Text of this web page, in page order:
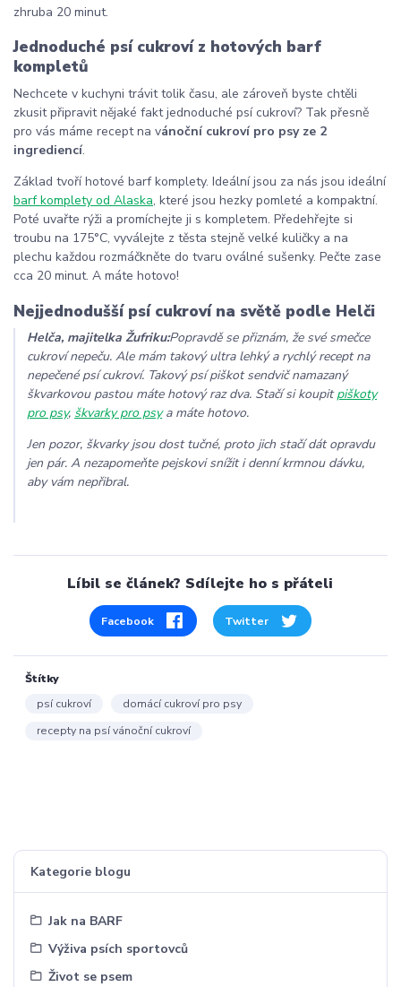
Kategorie blogu
Jak na BARF
Výživa psích sportovců
Život se psem
zhruba 20 minut.
Jednoduché psí cukroví z hotových barf
kompletů
Nechcete v kuchyni trávit tolik času, ale zároveň byste chtěli
zkusit připravit nějaké fakt jednoduché psí cukroví? Tak přesně
pro vás máme recept na vánoční cukroví pro psy ze 2
ingrediencí.
Základ tvoří hotové barf komplety. Ideální jsou za nás jsou ideální
barf komplety od Alaska, které jsou hezky pomleté a kompaktní.
Poté uvařte rýži a promíchejte ji s kompletem. Předehřejte si
troubu na 175°C, vyválejte z těsta stejně velké kuličky a na
plechu každou rozmáčkněte do tvaru oválné sušenky. Pečte zase
cca 20 minut. A máte hotovo!
Nejjednodušší psí cukroví na světě podle Helči
Helča, majitelka Žufriku:Popravdě se přiznám, že své smečce
cukroví nepeču. Ale mám takový ultra lehký a rychlý recept na
nepečené psí cukroví. Takový psí piškot sendvič namazaný
škvarkovou pastou máte hotový raz dva. Stačí si koupitpiškoty
pro psy, škvarky pro psya máte hotovo.
Jen pozor, škvarky jsou dost tučné, proto jich stačí dát opravdu
jen pár. A nezapomeňte pejskovi snížit i denní krmnou dávku,
aby vám nepřibral.
Líbil se článek? Sdílejte ho s přáteli
Facebook Twitter
Štítky
psí cukroví
domácí cukroví pro psy
recepty na psí vánoční cukroví